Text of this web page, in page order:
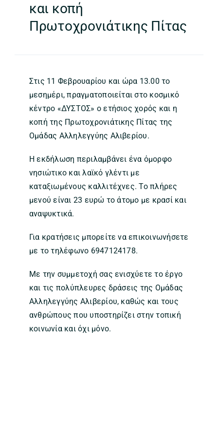
και κοπή
Πρωτοχρονιάτικης Πίτας
Στις 11 Φεβρουαρίου και ώρα 13.00 το
μεσημέρι, πραγματοποιείται στο κοσμικό
κέντρο «ΔΥΣΤΟΣ» ο ετήσιος χορός και η
κοπή της Πρωτοχρονιάτικης Πίτας της
Ομάδας Αλληλεγγύης Αλιβερίου.
Η εκδήλωση περιλαμβάνει ένα όμορφο
νησιώτικο και λαϊκό γλέντι με
καταξιωμένους καλλιτέχνες. Το πλήρες
μενού είναι 23 ευρώ το άτομο με κρασί και
αναψυκτικά.
Για κρατήσεις μπορείτε να επικοινωνήσετε
με το τηλέφωνο 6947124178.
Με την συμμετοχή σας ενισχύετε το έργο
και τις πολύπλευρες δράσεις της Ομάδας
Αλληλεγγύης Αλιβερίου, καθώς και τους
ανθρώπους που υποστηρίζει στην τοπική
κοινωνία και όχι μόνο.